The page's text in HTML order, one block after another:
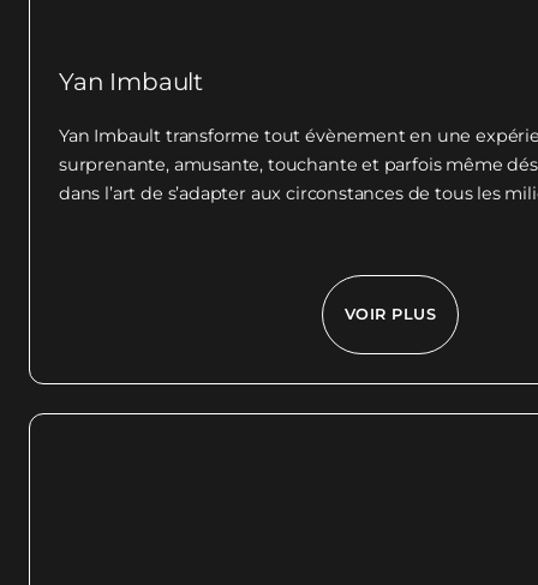
Yan Imbault
Yan Imbault transforme tout évènement en une
surprenante, amusante, touchante et parfois même
dans l’art de s’adapter aux circonstances de tous les
VOIR PLUS